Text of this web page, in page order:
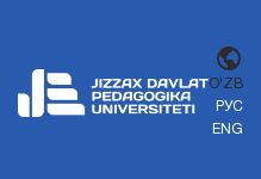
O'ZB
РУС
ENG